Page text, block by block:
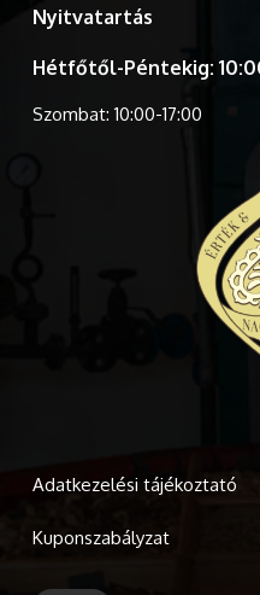
Nyitvatartás
Hétfőtől-Péntekig:
Szombat: 10:00-17:00
Adatkezelési tájékoztató
Kuponszabályzat